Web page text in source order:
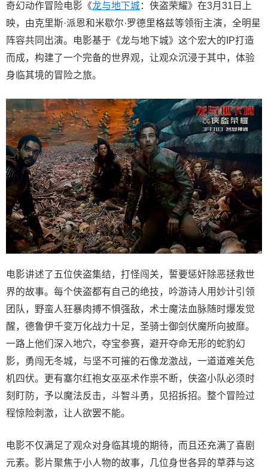
奇幻动作冒险电影《龙与地下城：侠盗荣耀》在3月31日上
映，由克里斯·派恩和米歇尔·罗德里格兹等领衔主演，全明星
阵容共同出演。电影基于《龙与地下城》这个宏大的IP打造
而成，构建了一个完备的世界观，让观众沉浸于其中，体验
身临其境的冒险之旅。
电影讲述了五位侠盗集结，打怪闯关，誓要惩奸除恶拯救世
界的故事。每个侠盗都有自己的绝技，吟游诗人用妙计引领
团队，野蛮人狂暴肉搏不惧强敌，术士魔法血脉随时爆发觉
醒，德鲁伊千变万化战力十足，圣骑士御剑伏魔所向披靡。
一路上他们深入地穴，夺宝参赛，避开夺命无形的蛇豹幻
影，勇闯无冬城，与坚不可摧的石像龙激战，一道道难关危
机四伏。更有塞尔红袍女巫巫术作祟不断，侠盗小队必须时
刻盯防，予以魔法反击，斗智斗勇，见招拆招。整个冒险过
程惊险刺激，让人欲罢不能。
电影不仅满足了观众对身临其境的期待，而且还充满了喜剧
元素。影片聚焦于小人物的故事，几位身世各异的草莽与这